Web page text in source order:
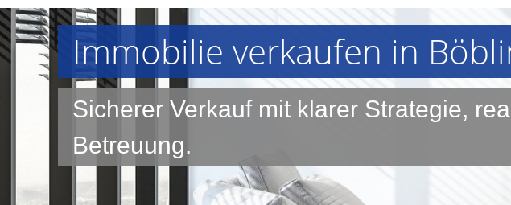
Immobilie verkaufen in
Sicherer Verkauf mit klarer Strategie,
Betreuung.